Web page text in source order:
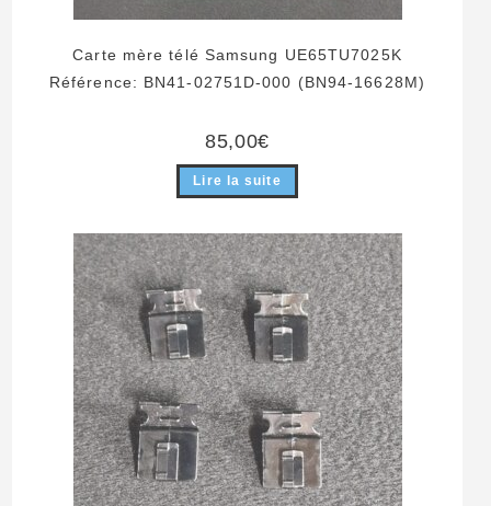
Carte mère télé Samsung UE65TU7025K
Référence: BN41-02751D-000 (BN94-16628M)
85,00€
Lire la suite